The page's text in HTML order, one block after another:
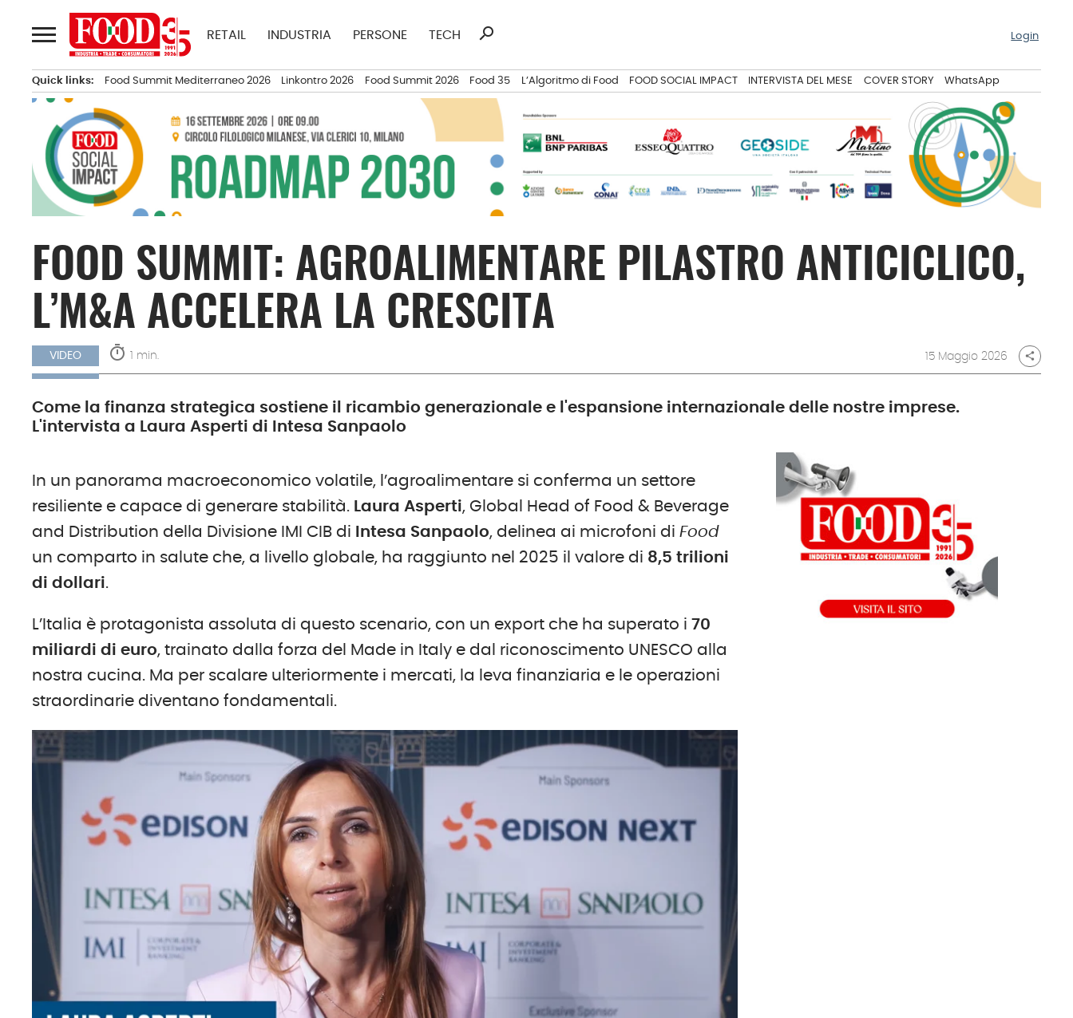
al
contenuto
RETAIL INDUSTRIA PERSONE TECH
Ricerca
search Login
Quick links: Food Summit Mediterraneo 2026 Linkontro 2026 Food Summit 2026 Food 35 L’Algoritmo di Food FOOD SOCIAL IMPACT INTERVISTA DEL MESE COVER STORY WhatsApp
FOOD SUMMIT: AGROALIMENTARE PILASTRO ANTICICLICO,
L’M&A ACCELERA LA CRESCITA
VIDEO timer 1 min. 15 Maggio 2026 share
Come la finanza strategica sostiene il ricambio generazionale e l'espansione internazionale delle nostre imprese.
L'intervista a Laura Asperti di Intesa Sanpaolo
In un panorama macroeconomico volatile, l’agroalimentare si conferma un settore
resiliente e capace di generare stabilità. Laura Asperti, Global Head of Food & Beverage
and Distribution della Divisione IMI CIB di
Intesa Sanpaolo, delinea ai microfoni diFood
un comparto in salute che, a livello globale, ha raggiunto nel 2025 il valore di 8,5 trilioni
di dollari.
L’Italia è protagonista assoluta di questo scenario, con un export che ha superato i70
miliardi di euro, trainato dalla forza del Made in Italy e dal riconoscimento UNESCO alla
nostra cucina. Ma per scalare ulteriormente i mercati, la leva finanziaria e le operazioni
straordinarie diventano fondamentali.